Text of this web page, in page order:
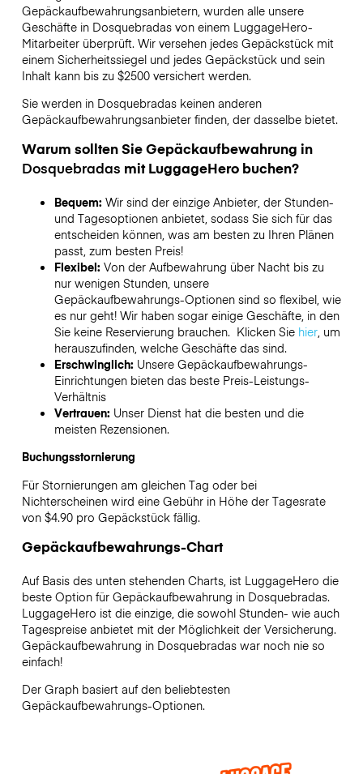
Gepäckaufbewahrungsanbietern, wurden alle unsere
Geschäfte in Dosquebradasvon einem LuggageHero-
Mitarbeiter überprüft. Wir versehen jedes Gepäckstück mit
einem Sicherheitssiegel und jedes Gepäckstück und sein
Inhalt kann bis zu $2500versichert werden.
Sie werden in Dosquebradaskeinen anderen
Gepäckaufbewahrungsanbieter finden, der dasselbe bietet.
Warum sollten Sie Gepäckaufbewahrung in
Dosquebradas mit LuggageHero buchen?
Bequem: Wir sind der einzige Anbieter, der Stunden-
und Tagesoptionen anbietet, sodass Sie sich für das
entscheiden können, was am besten zu Ihren Plänen
passt, zum besten Preis!
Flexibel: Von der Aufbewahrung über Nacht bis zu
nur wenigen Stunden, unsere
Gepäckaufbewahrungs-Optionen sind so flexibel, wie
es nur geht! Wir haben sogar einige Geschäfte, in den
Sie keine Reservierung brauchen. Klicken Sie hier, um
herauszufinden, welche Geschäfte das sind.
Erschwinglich: Unsere Gepäckaufbewahrungs-
Einrichtungen bieten das beste Preis-Leistungs-
Verhältnis
Vertrauen: Unser Dienst hat die besten und die
meisten Rezensionen.
Buchungsstornierung
Für Stornierungen am gleichen Tag oder bei
Nichterscheinen wird eine Gebühr in Höhe der Tagesrate
von $4.90 pro Gepäckstück fällig.
Gepäckaufbewahrungs-Chart
Auf Basis des unten stehenden Charts, ist LuggageHero die
beste Option für Gepäckaufbewahrung in Dosquebradas.
LuggageHero ist die einzige, die sowohl Stunden- wie auch
Tagespreise anbietet mit der Möglichkeit der Versicherung.
Gepäckaufbewahrung in Dosquebradaswar noch nie so
einfach!
Der Graph basiert auf den beliebtesten
Gepäckaufbewahrungs-Optionen.